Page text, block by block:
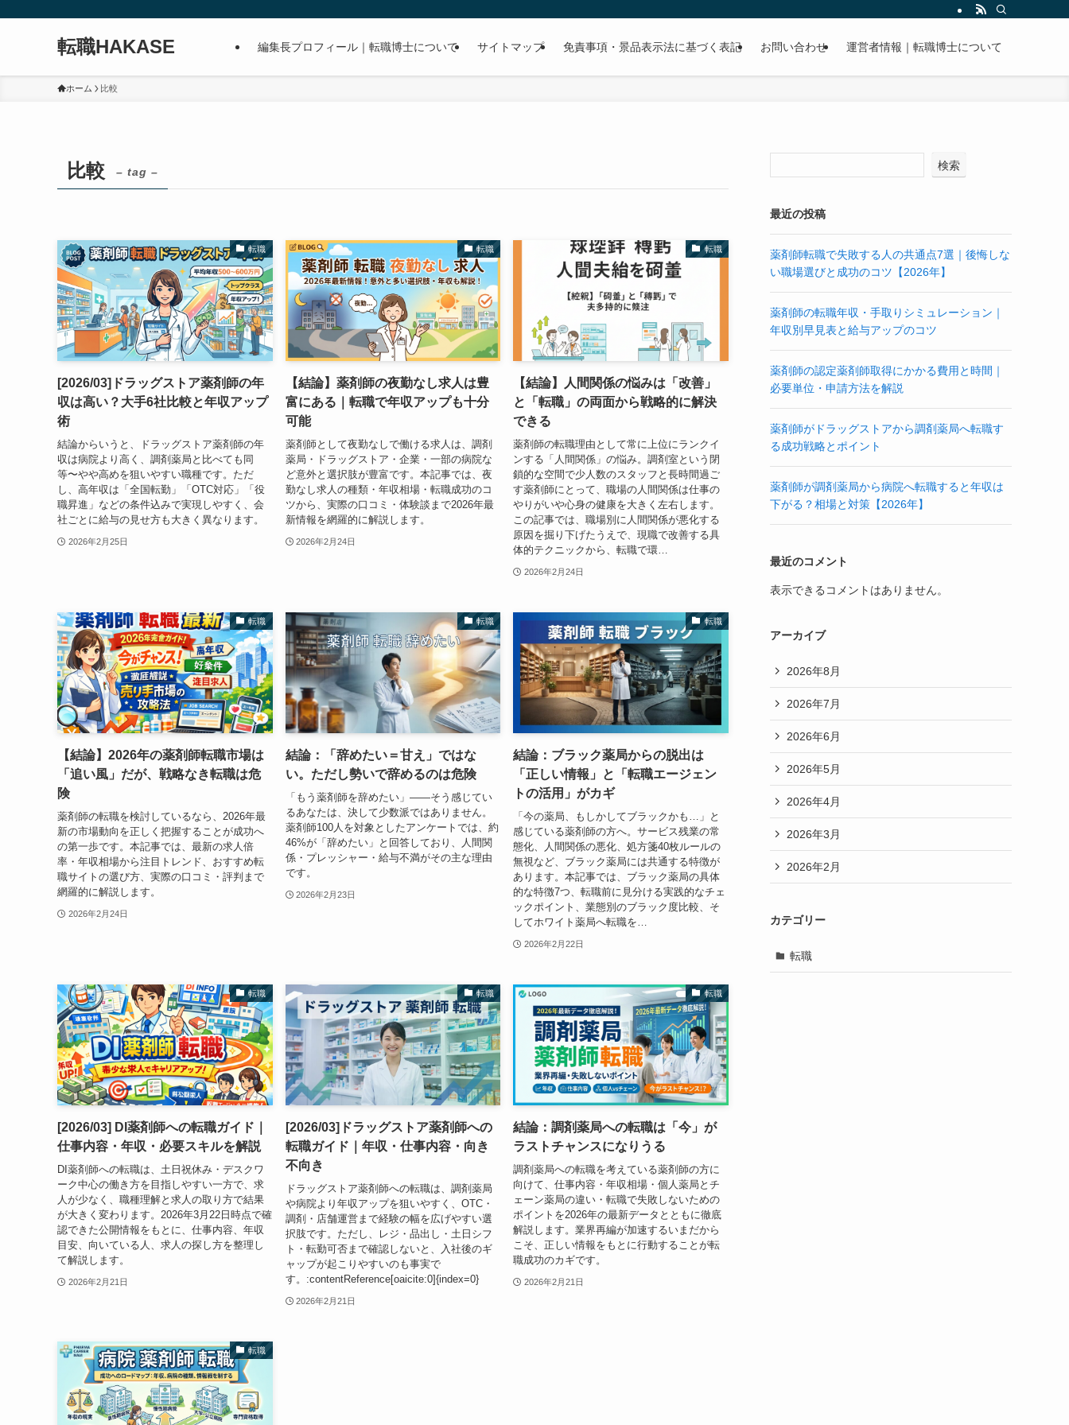
転職HAKASE 編集長プロフィール｜転職博士について サイトマップ 免責事項・景品表示法に基づく表記 お問い合わせ 運営者情報｜転職博士について
ホーム 比較
比較 – tag –
転職
[2026/03]ドラッグストア薬剤師の年
収は高い？大手6社比較と年収アップ
術
結論からいうと、ドラッグストア薬剤師の年
収は病院より高く、調剤薬局と比べても同
等〜やや高めを狙いやすい職種です。ただ
し、高年収は「全国転勤」「OTC対応」「役
職昇進」などの条件込みで実現しやすく、会
社ごとに給与の見せ方も大きく異なります。
2026年2月25日
転職
【結論】薬剤師の夜勤なし求人は豊
富にある｜転職で年収アップも十分
可能
薬剤師として夜勤なしで働ける求人は、調剤
薬局・ドラッグストア・企業・一部の病院な
ど意外と選択肢が豊富です。本記事では、夜
勤なし求人の種類・年収相場・転職成功のコ
ツから、実際の口コミ・体験談まで2026年最
新情報を網羅的に解説します。
2026年2月24日
転職
【結論】人間関係の悩みは「改善」
と「転職」の両面から戦略的に解決
できる
薬剤師の転職理由として常に上位にランクイ
ンする「人間関係」の悩み。調剤室という閉
鎖的な空間で少人数のスタッフと長時間過ご
す薬剤師にとって、職場の人間関係は仕事の
やりがいや心身の健康を大きく左右します。
この記事では、職場別に人間関係が悪化する
原因を掘り下げたうえで、現職で改善する具
体的テクニックから、転職で環…
2026年2月24日
転職
【結論】2026年の薬剤師転職市場は
「追い風」だが、戦略なき転職は危
険
薬剤師の転職を検討しているなら、2026年最
新の市場動向を正しく把握することが成功へ
の第一歩です。本記事では、最新の求人倍
率・年収相場から注目トレンド、おすすめ転
職サイトの選び方、実際の口コミ・評判まで
網羅的に解説します。
2026年2月24日
転職
結論：「辞めたい＝甘え」ではな
い。ただし勢いで辞めるのは危険
「もう薬剤師を辞めたい」——そう感じてい
るあなたは、決して少数派ではありません。
薬剤師100人を対象としたアンケートでは、約
46%が「辞めたい」と回答しており、人間関
係・プレッシャー・給与不満がその主な理由
です。
2026年2月23日
転職
結論：ブラック薬局からの脱出は
「正しい情報」と「転職エージェン
トの活用」がカギ
「今の薬局、もしかしてブラックかも…」と
感じている薬剤師の方へ。サービス残業の常
態化、人間関係の悪化、処方箋40枚ルールの
無視など、ブラック薬局には共通する特徴が
あります。本記事では、ブラック薬局の具体
的な特徴7つ、転職前に見分ける実践的なチェ
ックポイント、業態別のブラック度比較、そ
してホワイト薬局へ転職を…
2026年2月22日
転職
[2026/03] DI薬剤師への転職ガイド｜
仕事内容・年収・必要スキルを解説
DI薬剤師への転職は、土日祝休み・デスクワ
ーク中心の働き方を目指しやすい一方で、求
人が少なく、職種理解と求人の取り方で結果
が大きく変わります。2026年3月22日時点で確
認できた公開情報をもとに、仕事内容、年収
目安、向いている人、求人の探し方を整理し
て解説します。
2026年2月21日
転職
[2026/03]ドラッグストア薬剤師への
転職ガイド｜年収・仕事内容・向き
不向き
ドラッグストア薬剤師への転職は、調剤薬局
や病院より年収アップを狙いやすく、OTC・
調剤・店舗運営まで経験の幅を広げやすい選
択肢です。ただし、レジ・品出し・土日シフ
ト・転勤可否まで確認しないと、入社後のギ
ャップが起こりやすいのも事実で
す。:contentReference[oaicite:0]{index=0}
2026年2月21日
転職
結論：調剤薬局への転職は「今」が
ラストチャンスになりうる
調剤薬局への転職を考えている薬剤師の方に
向けて、仕事内容・年収相場・個人薬局とチ
ェーン薬局の違い・転職で失敗しないための
ポイントを2026年の最新データとともに徹底
解説します。業界再編が加速するいまだから
こそ、正しい情報をもとに行動することが転
職成功のカギです。
2026年2月21日
転職
検索
最近の投稿
薬剤師転職で失敗する人の共通点7選｜後悔しな
い職場選びと成功のコツ【2026年】
薬剤師の転職年収・手取りシミュレーション｜
年収別早見表と給与アップのコツ
薬剤師の認定薬剤師取得にかかる費用と時間｜
必要単位・申請方法を解説
薬剤師がドラッグストアから調剤薬局へ転職す
る成功戦略とポイント
薬剤師が調剤薬局から病院へ転職すると年収は
下がる？相場と対策【2026年】
最近のコメント
表示できるコメントはありません。
アーカイブ
2026年8月
2026年7月
2026年6月
2026年5月
2026年4月
2026年3月
2026年2月
カテゴリー
転職